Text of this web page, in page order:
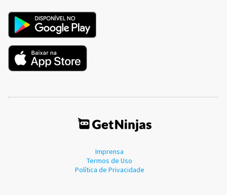
Imprensa
Termos de Uso
Política de Privacidade